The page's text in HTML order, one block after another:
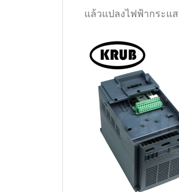
แล้วแปลงไฟฟ้ากระแ